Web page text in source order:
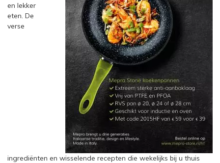
en lekker
eten. De
verse
ingrediënten en wisselende recepten die wekelijks bij u thuis